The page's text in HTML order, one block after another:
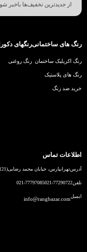
رنگ های ساختمانی
رنگ اکریلیک ساختمان
رنگ های پلاستیک
خرید ضد زنگ
رنگهای
رنگ روغنی
اطلاعات تماس
آدرستهرانپارس، خیابان محمد رضایی(121)، بن بست 148 شرقی
تلفن021-77290722
021-77797085
ایمیلinfo@rangbazar.com